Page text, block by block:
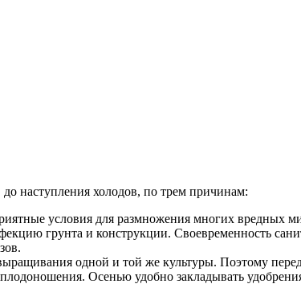
наступления холодов, по трем причинам:
условия для размножения многих вредных
грунта и конструкции. Своевременность
одной и той же культуры. Поэтому
Осенью удобно закладывать